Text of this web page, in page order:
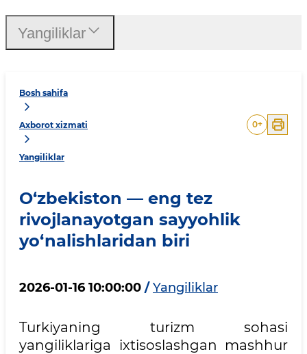
Bosh sahifa
Axborot xizmati
Yangiliklar
0+
O‘zbekiston — eng tez
rivojlanayotgan sayyohlik
yo‘nalishlaridan biri
2026-01-16 10:00:00 / Yangiliklar
Turkiyaning turizm sohasi
yangiliklariga ixtisoslashgan mashhur
Yangiliklar